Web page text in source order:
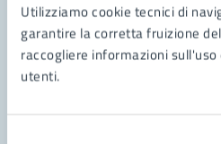
Utilizziamo cookie tecnici di
garantire la corretta fruizione
raccogliere informazioni
utenti.
Prenota appuntamento
Problemi in città